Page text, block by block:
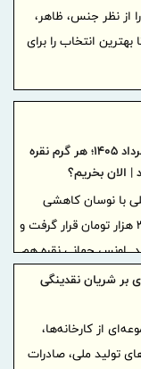
از نظر جنس، ظاهر،
انتخاب را برای
قیمت نقره امروز شنبه ۱۰ مرداد ۱۴۰۵؛ هر گرم نقره
۱۴۰۵ در بازار داخلی با نوسان کاهشی
همراه شد. هر گرم نقره خالص ۹۹۹ در محدوده ۳۸۱ هزار تومان قرار گرفت و
هزار تومان رسید. اونس جهانی نقره هم
بر شریان نقدینگی
از کارخانه‌ها،
تولید ملی، صادرات